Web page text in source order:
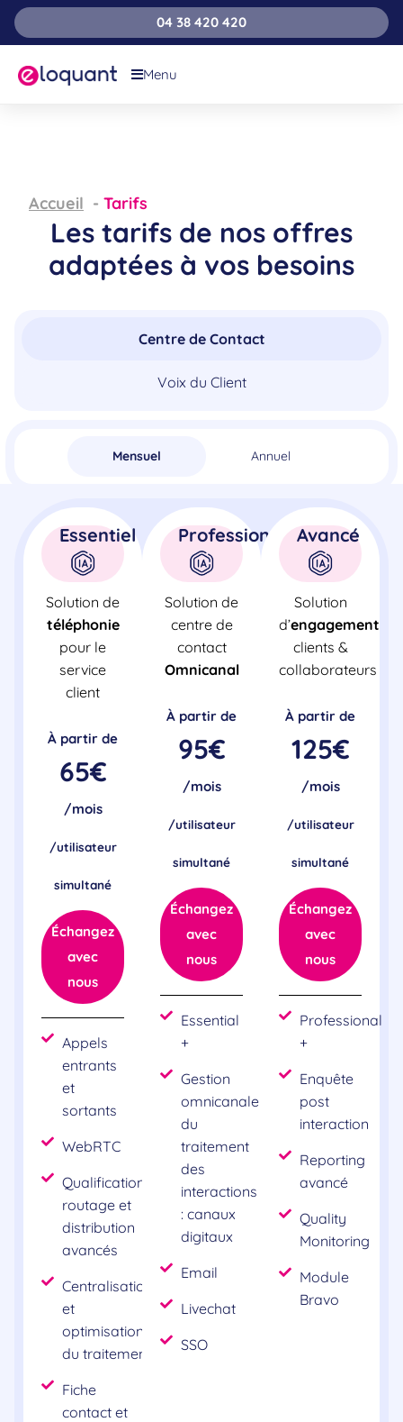
04 38 420 420
Menu
Accueil Tarifs
Les tarifs de nos offres
adaptées à vos besoins
Centre de Contact
Voix du Client
Mensuel Annuel
Essentiel
Solution de
téléphonie
pour le
service
client
À partir de
65€
/mois
/utilisateur
simultané
Échangez
avec
nous
Appels
entrants
et
sortants
WebRTC
Qualification,
routage et
distribution
avancés
Centralisation
et
optimisation
du traitement
Fiche
contact et
Professionnel
Solution de
centre de
contact
Omnicanal
À partir de
95€
/mois
/utilisateur
simultané
Échangez
avec
nous
Essential
+
Gestion
omnicanale
du
traitement
des
interactions
: canaux
digitaux
Email
Livechat
SSO
Avancé
Solution
d’engagement
clients &
collaborateurs
À partir de
125€
/mois
/utilisateur
simultané
Échangez
avec
nous
Professional
+
Enquête
post
interaction
Reporting
avancé
Quality
Monitoring
Module
Bravo